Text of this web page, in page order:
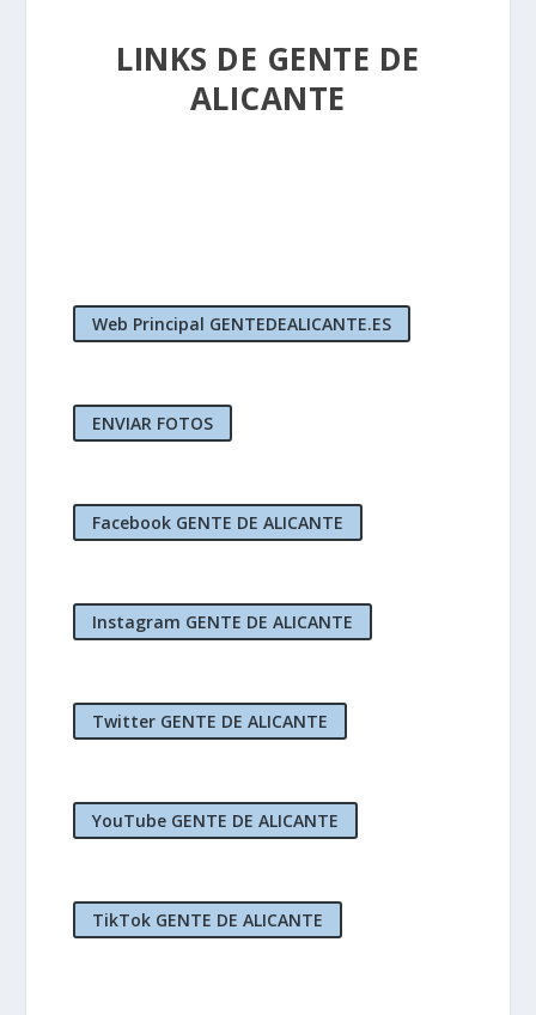
LINKS DE GENTE DE
ALICANTE
Web Principal GENTEDEALICANTE.ES
ENVIAR FOTOS
Facebook GENTE DE ALICANTE
Instagram GENTE DE ALICANTE
Twitter GENTE DE ALICANTE
YouTube GENTE DE ALICANTE
TikTok GENTE DE ALICANTE